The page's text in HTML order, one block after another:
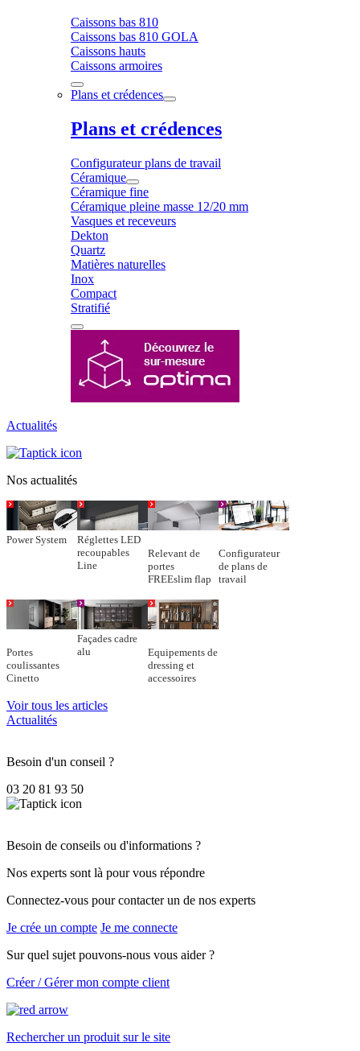
Caissons bas 810
Caissons bas 810 GOLA
Caissons hauts
Caissons armoires
Plans et crédences
Plans et crédences
Configurateur plans de travail
Céramique
Céramique fine
Céramique pleine masse 12/20 mm
Vasques et receveurs
Dekton
Quartz
Matières naturelles
Inox
Compact
Stratifié
Actualités
Nos actualités
Power System
Réglettes LED
recoupables
Line
Relevant de
portes
FREEslim flap
Configurateur
de plans de
travail
Portes
coulissantes
Cinetto
Façades cadre
alu
Equipements de
dressing et
accessoires
Voir tous les articles
Actualités
Besoin d'un conseil ?
03 20 81 93 50
Besoin de conseils ou d'informations ?
Nos experts sont là pour vous répondre
Connectez-vous pour contacter un de nos experts
Je crée un compte Je me connecte
Sur quel sujet pouvons-nous vous aider ?
Créer / Gérer mon compte client
Rechercher un produit sur le site